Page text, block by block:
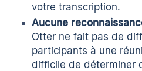
votre transcription.
Aucune
Otter ne fait pas de
participants à une
difficile de déterminer